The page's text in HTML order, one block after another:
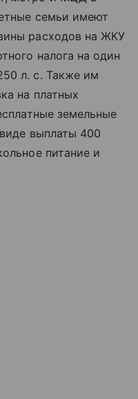
семьи имеют
расходов на ЖКУ
налога на один
л. с. Также им
на платных
земельные
выплаты 400
питание и